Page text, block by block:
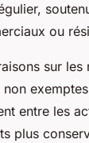
ou
sur les
non
entre les
plus